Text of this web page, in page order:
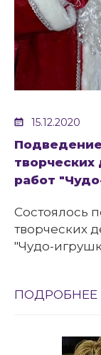
15.12.2020
работ
Состоялось
творческих
"Чудо-
ПОДРОБНЕЕ